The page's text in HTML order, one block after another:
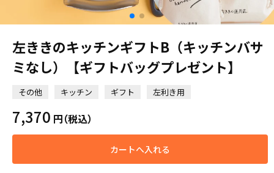
左ききのキッチンギフトB（キッチンバサ
ミなし）【ギフトバッグプレゼント】
その他 キッチン ギフト 左利き用
7,370 円（税込）
カートへ入れる